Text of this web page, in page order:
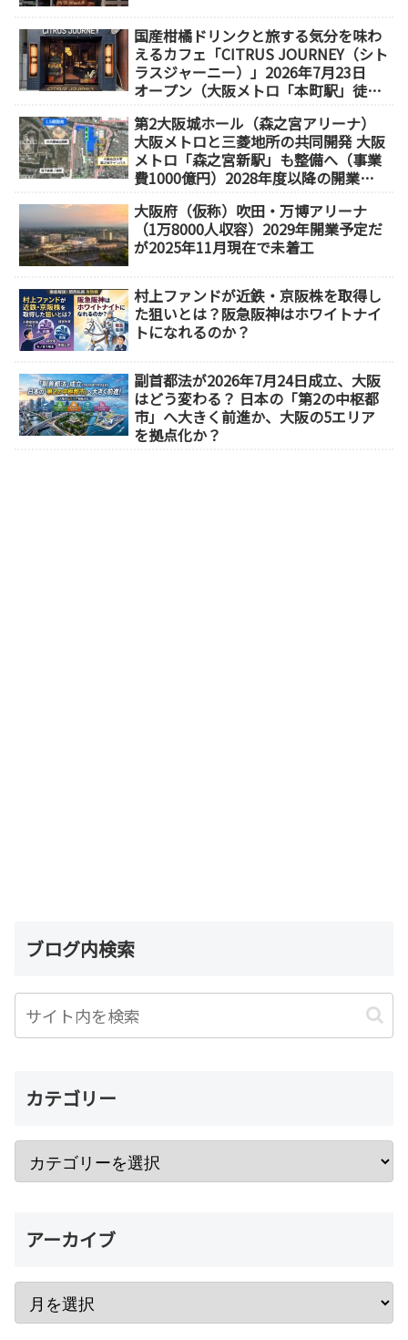
国産柑橘ドリンクと旅する気分を味わ
えるカフェ「CITRUS JOURNEY（シト
ラスジャーニー）」2026年7月23日
オープン（大阪メトロ「本町駅」徒歩
第2大阪城ホール（森之宮アリーナ）
大阪メトロと三菱地所の共同開発 大阪
メトロ「森之宮新駅」も整備へ（事業
費1000億円）2028年度以降の開業
大阪府（仮称）吹田・万博アリーナ
（1万8000人収容）2029年開業予定だ
が2025年11月現在で未着工
村上ファンドが近鉄・京阪株を取得し
た狙いとは？阪急阪神はホワイトナイ
トになれるのか？
副首都法が2026年7月24日成立、大阪
はどう変わる？ 日本の「第2の中枢都
市」へ大きく前進か、大阪の5エリア
を拠点化か？
ブログ内検索
カテゴリー
アーカイブ